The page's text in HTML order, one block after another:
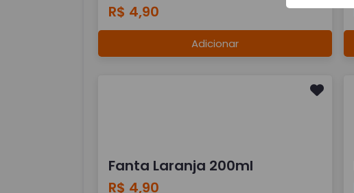
R$ 4,90
Adicionar
Fanta Laranja 200ml
R$ 4,90